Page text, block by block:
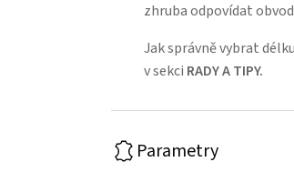
zhruba odpovídat
Jak správně vybrat
v sekci RADY A TIPY.
Parametry